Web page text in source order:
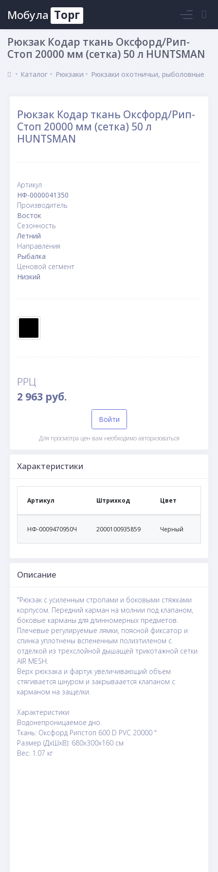
Мобула Торг Войти
Рюкзак Кодар ткань Оксфорд/Рип-
Стоп 20000 мм (сетка) 50 л HUNTSMAN
Каталог Рюкзаки Рюкзаки охотничьи, рыболовные
Рюкзак Кодар ткань Оксфорд/Рип-
Стоп 20000 мм (сетка) 50 л
HUNTSMAN
Артикул
НФ-0000041350
Производитель
Восток
Сезонность
Летний
Направления
Рыбалка
Ценовой сегмент
Низкий
РРЦ
2 963 руб.
Войти
Для просмотра цен вам необходимо авторизоваться
Характеристики
Артикул Штрихкод Цвет
НФ-0009470950Ч 2000100935859 Черный
Описание
"Рюкзак с усиленным стропами и боковыми стяжками
корпусом. Передний карман на молнии под клапаном,
боковые карманы для длинномерных предметов.
Плечевые регулируемые лямки, поясной фиксатор и
спинка уплотнены вспененным полиэтиленом с
отделкой из трехслойной дышащей трикотажной сетки
AIR MESH.
Верх рюкзака и фартук увеличивающий объем
стягивается шнуром и закрываается клапаном с
карманом на защелки.
Характеристики
Водонепроницаемое дно.
Ткань: Оксфорд Рипстоп 600 D PVC 20000 "
Размер (ДxШxВ): 680х300х160 см
Вес: 1.07 кг